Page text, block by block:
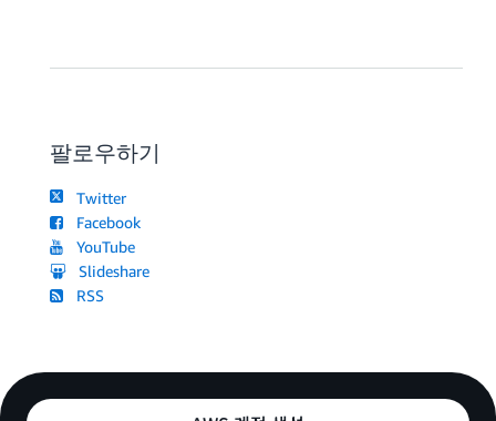
팔로우하기
Twitter
Facebook
YouTube
Slideshare
RSS